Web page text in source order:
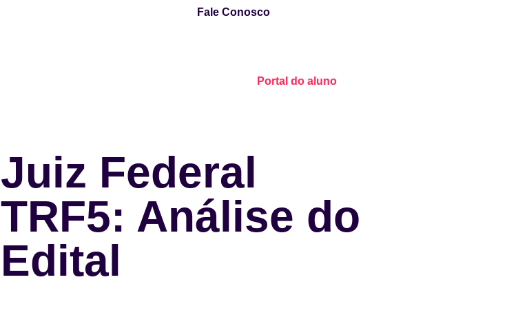
Fale Conosco
Portal do aluno
Juiz Federal
TRF5: Análise do
Edital